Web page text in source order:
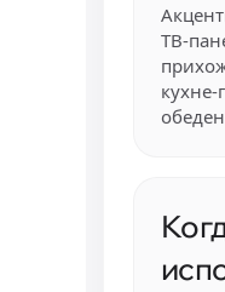
ТВ-
кухне-